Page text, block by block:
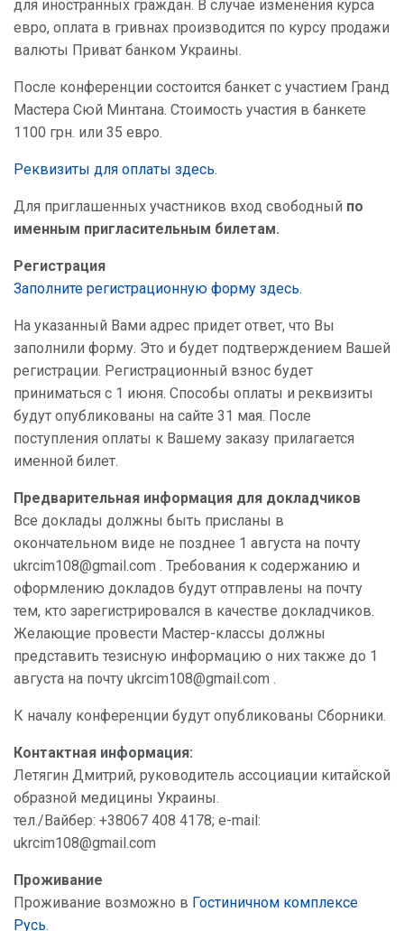
для иностранных граждан. В случае изменения курса
евро, оплата в гривнах производится по курсу продажи
валюты Приват банком Украины.
После конференции состоится банкет с участием Гранд
Мастера Сюй Минтана. Стоимость участия в банкете
1100 грн. или 35 евро.
Реквизиты для оплаты здесь.
Для приглашенных участников вход свободный по
именным пригласительным билетам.
Регистрация
Заполните регистрационную форму здесь.
На указанный Вами адрес придет ответ, что Вы
заполнили форму. Это и будет подтверждением Вашей
регистрации. Регистрационный взнос будет
приниматься с 1 июня. Способы оплаты и реквизиты
будут опубликованы на сайте 31 мая. После
поступления оплаты к Вашему заказу прилагается
именной билет.
Предварительная информация для докладчиков
Все доклады должны быть присланы в
окончательном виде не позднее 1 августа на почту
ukrcim108@gmail.com . Требования к содержанию и
оформлению докладов будут отправлены на почту
тем, кто зарегистрировался в качестве докладчиков.
Желающие провести Мастер-классы должны
представить тезисную информацию о них также до 1
августа на почту ukrcim108@gmail.com .
К началу конференции будут опубликованы Сборники.
Контактная информация:
Летягин Дмитрий, руководитель ассоциации китайской
образной медицины Украины.
тел./Вайбер: +38067 408 4178; e-mail:
ukrcim108@gmail.com
Проживание
Проживание возможно в Гостиничном комплексе
Русь.